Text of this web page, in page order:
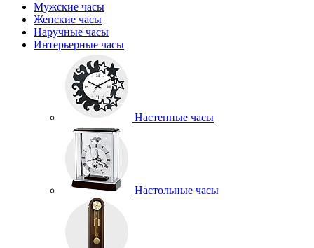
Мужские часы
Женские часы
Наручные часы
Интерьерные часы
Настенные часы
Настольные часы